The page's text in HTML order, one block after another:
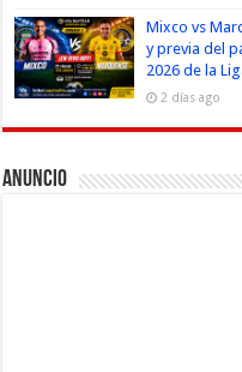
Mixco vs
y previa del
2026 de la
2 días ago
Anuncio